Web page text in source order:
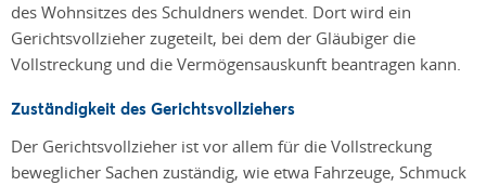
des Wohnsitzes des Schuldners wendet. Dort wird ein
Gerichtsvollzieher zugeteilt, bei dem der Gläubiger die
Vollstreckung und die Vermögensauskunft beantragen kann.
Zuständigkeit des Gerichtsvollziehers
Der Gerichtsvollzieher ist vor allem für die Vollstreckung
beweglicher Sachen zuständig, wie etwa Fahrzeuge, Schmuck